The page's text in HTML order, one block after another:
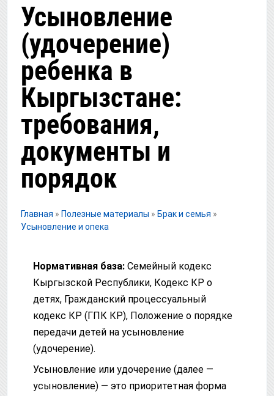
Усыновление
(удочерение)
ребенка в
Кыргызстане:
требования,
документы и
порядок
Главная » Полезные материалы » Брак и семья »
Усыновление и опека
Нормативная база: Семейный кодекс
Кыргызской Республики, Кодекс КР о
детях, Гражданский процессуальный
кодекс КР (ГПК КР), Положение о порядке
передачи детей на усыновление
(удочерение).
Усыновление или удочерение (далее —
усыновление) — это приоритетная форма